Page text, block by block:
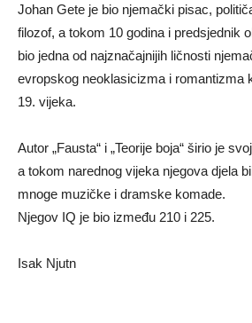
Johan Gete je bio njemački pisac,
filozof, a tokom 10 godina i predsjednik
bio jedna od najznačajnijih ličnosti
evropskog neoklasicizma i romantizma
19. vijeka.
Autor „Fausta“ i „Teorije boja“ širio je
a tokom narednog vijeka njegova djela
mnoge muzičke i dramske komade.
Njegov IQ je bio između 210 i 225.
Isak Njutn